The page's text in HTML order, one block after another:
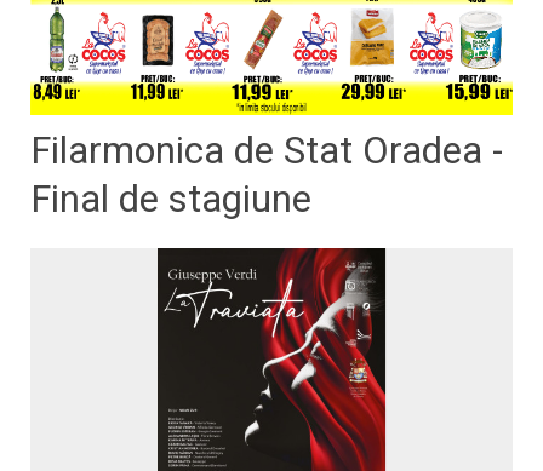
Filarmonica de Stat Oradea -
Final de stagiune